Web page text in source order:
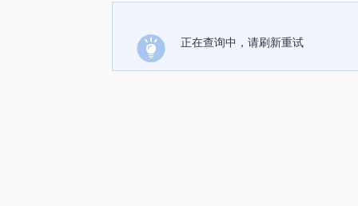
正在查询中，请刷新重试